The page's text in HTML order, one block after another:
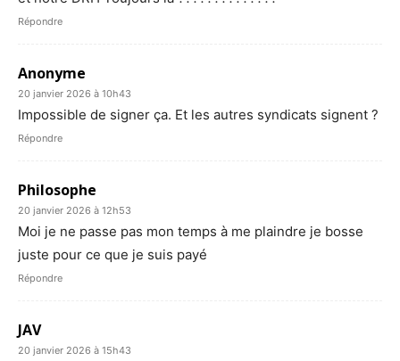
Répondre
Anonyme
20 janvier 2026 à 10h43
Impossible de signer ça. Et les autres syndicats signent ?
Répondre
Philosophe
20 janvier 2026 à 12h53
Moi je ne passe pas mon temps à me plaindre je bosse
juste pour ce que je suis payé
Répondre
JAV
20 janvier 2026 à 15h43